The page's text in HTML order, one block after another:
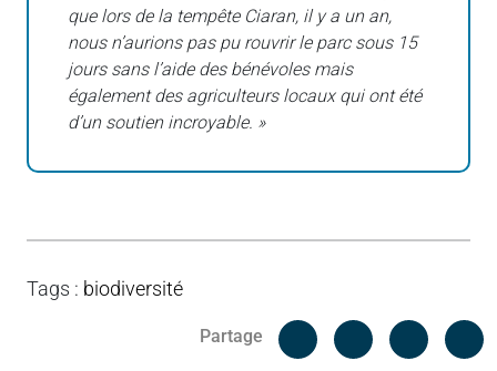
que lors de la tempête Ciaran, il y a un an,
nous n’aurions pas pu rouvrir le parc sous 15
jours sans l’aide des bénévoles mais
également des agriculteurs locaux qui ont été
d’un soutien incroyable. »
Tags : biodiversité
Partage
Facebook